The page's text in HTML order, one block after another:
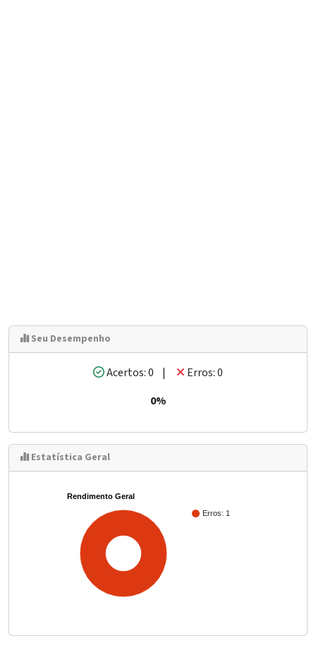
Seu Desempenho
Acertos: 0 |
Erros: 0
0%
Estatística Geral
Rendimento Geral
Erros: 1